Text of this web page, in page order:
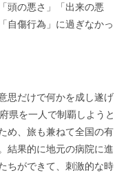
頭の悪さ」「出来の悪
自傷行為」に過ぎなかっ
思だけで何かを成し遂げ
県を一人で制覇しようと
め、旅も兼ねて全国の有
結果的に地元の病院に進
ちができて、刺激的な時